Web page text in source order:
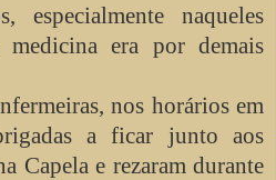
especialmente naqueles
era por demais
nos horários em
a ficar junto aos
Capela e rezaram durante